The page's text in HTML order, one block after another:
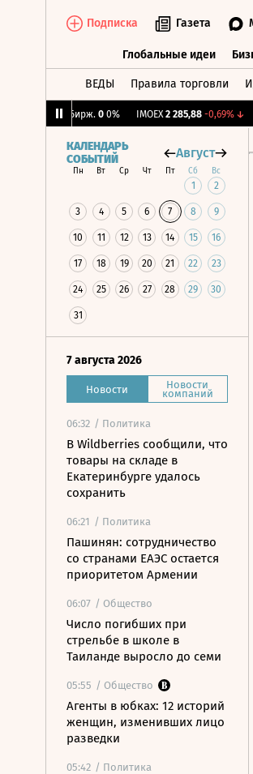
Подписка Газета
Глобальные идеи
ВЕДЫ Правила торговли
CNY Бирж. 0 0% IMOEX 2 285,88 -0,69%↓
КАЛЕНДАРЬ
СОБЫТИЙ
Август
Пн Вт Ср Чт Пт Сб Вс
1 2
3 4 5 6 7 8 9
10 11 12 13 14 15 16
17 18 19 20 21 22 23
24 25 26 27 28 29 30
31
7 августа 2026
Новости Новости
компаний
06:32 / Политика
В Wildberries сообщили, что
товары на складе в
Екатеринбурге удалось
сохранить
06:21 / Политика
Пашинян: сотрудничество
со странами ЕАЭС остается
приоритетом Армении
06:07 / Общество
Число погибших при
стрельбе в школе в
Таиланде выросло до семи
05:55 / Общество
Агенты в юбках: 12 историй
женщин, изменивших лицо
разведки
05:42 / Политика